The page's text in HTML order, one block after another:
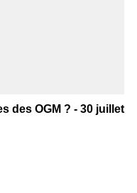
des OGM ? - 30 juillet